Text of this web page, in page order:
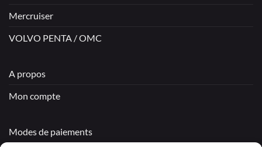
Mercruiser
VOLVO PENTA / OMC
A propos
Mon compte
Modes de paiements